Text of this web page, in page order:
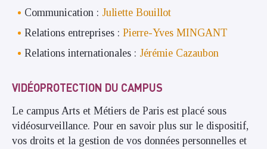
Communication : Juliette Bouillot
Relations entreprises : Pierre-Yves MINGANT
Relations internationales : Jérémie Cazaubon
VIDÉOPROTECTION DU CAMPUS
Le campus Arts et Métiers de Paris est placé sous
vidéosurveillance. Pour en savoir plus sur le dispositif,
vos droits et la gestion de vos données personnelles et